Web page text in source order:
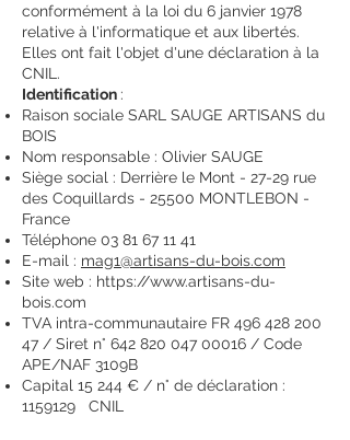
conformément à la loi du 6 janvier 1978
relative à l'informatique et aux libertés.
Elles ont fait l'objet d'une déclaration à la
CNIL.
Identification :
Raison sociale SARL SAUGE ARTISANS du
BOIS
Nom responsable : Olivier SAUGE
Siège social : Derrière le Mont - 27-29 rue
des Coquillards - 25500 MONTLEBON -
France
Téléphone 03 81 67 11 41
E-mail : mag1@artisans-du-bois.com
Site web : https://www.artisans-du-
bois.com
TVA intra-communautaire FR 496 428 200
47 / Siret n° 642 820 047 00016 / Code
APE/NAF 3109B
Capital 15 244 € / n° de déclaration :
1159129 CNIL